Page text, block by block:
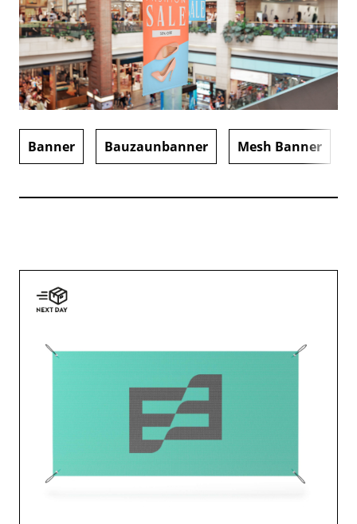
Banner Bauzaunbanner Mesh Banner